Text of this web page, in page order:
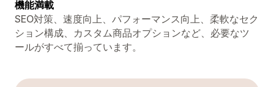
機能満載
SEO対策、速度向上、パフォーマンス向上、柔軟なセク
ション構成、カスタム商品オプションなど、必要なツ
ールがすべて揃っています。